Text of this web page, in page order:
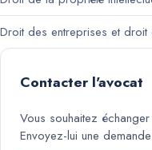
Droit des entreprises et droit
Contacter l'avocat
Vous souhaitez
Envoyez-lui une